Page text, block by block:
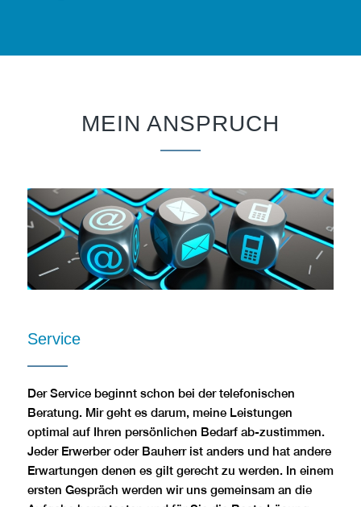
MEIN ANSPRUCH
Service
Der Service beginnt schon bei der telefonischen
Beratung. Mir geht es darum, meine Leistungen
optimal auf Ihren persönlichen Bedarf ab-zustimmen.
Jeder Erwerber oder Bauherr ist anders und hat andere
Erwartungen denen es gilt gerecht zu werden. In einem
ersten Gespräch werden wir uns gemeinsam an die